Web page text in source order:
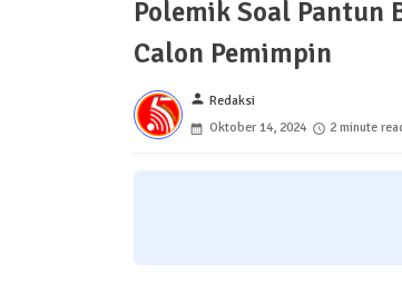
Polemik Soal
Calon Pemimpin
person Redaksi
Oktober 14, 2024
2 minute